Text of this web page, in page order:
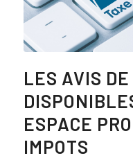
LES AVIS
ESPACE
IMPOTS